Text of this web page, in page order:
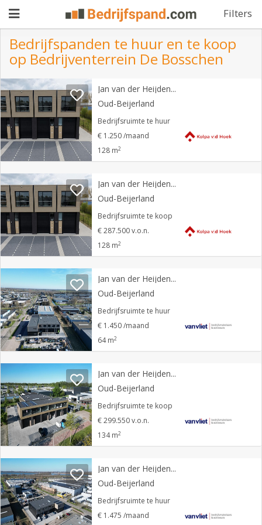
Filters
Pand
aanbieden
Pand
zoeken
Waarom
adverteren
Premium
adverteren
Blog
Registreren
Login
Bedrijfspanden te huur en te koop
op Bedrijventerrein De Bosschen
Jan van der Heijdenstraat 26 S
Oud-Beijerland
Bedrijfsruimte te huur
€ 1.250 /maand
128 m2
Jan van der Heijdenstraat 26 S
Oud-Beijerland
Bedrijfsruimte te koop
€ 287.500 v.o.n.
128 m2
Jan van der Heijdenstraat 26 P
Oud-Beijerland
Bedrijfsruimte te huur
€ 1.450 /maand
64 m2
Jan van der Heijdenstraat 26 F
Oud-Beijerland
Bedrijfsruimte te koop
€ 299.550 v.o.n.
134 m2
Jan van der Heijdenstraat 26 E
Oud-Beijerland
Bedrijfsruimte te huur
€ 1.475 /maand